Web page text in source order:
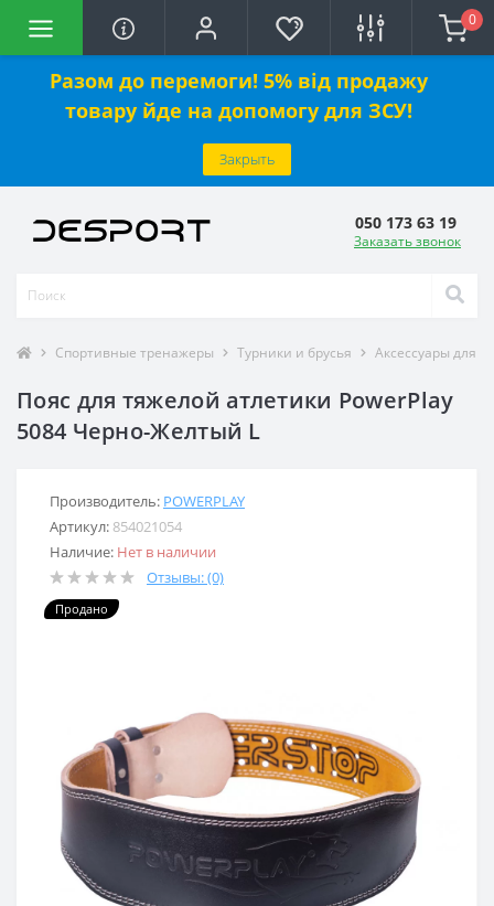
Разом до перемоги! 5% від продажу
товару йде на допомогу для ЗСУ!
Закрыть
0
050 173 63 19
Заказать звонок
Спортивные тренажеры Турники и брусья Аксессуары для
Пояс для тяжелой атлетики PowerPlay
5084 Черно-Желтый L
Производитель: POWERPLAY
Артикул: 854021054
Наличие: Нет в наличии
Отзывы: (0)
Продано